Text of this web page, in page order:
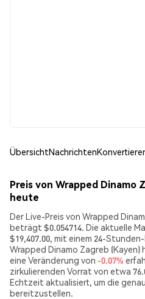
ÜbersichtNachrichten
Preis von Wrapped Dinamo
heute
Der Live-Preis von Wrapped
beträgt $0.054714. Die aktuelle
$19,407.00, mit einem 24-
Wrapped Dinamo Zagreb
eine Veränderung von -0.07%
zirkulierenden Vorrat von etwa
Echtzeit aktualisiert, um die
bereitzustellen.